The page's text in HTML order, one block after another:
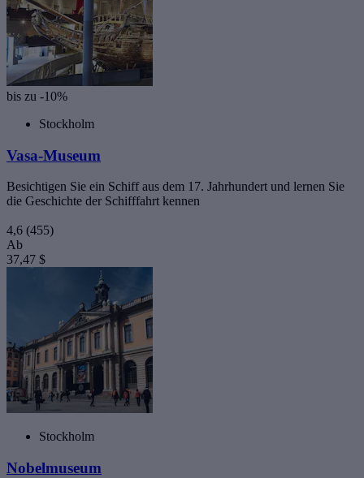
bis zu -10%
Stockholm
Vasa-Museum
Besichtigen Sie ein Schiff aus dem 17. Jahrhundert und lernen Sie
die Geschichte der Schifffahrt kennen
4,6 (455)
Ab
37,47 $
Stockholm
Nobelmuseum